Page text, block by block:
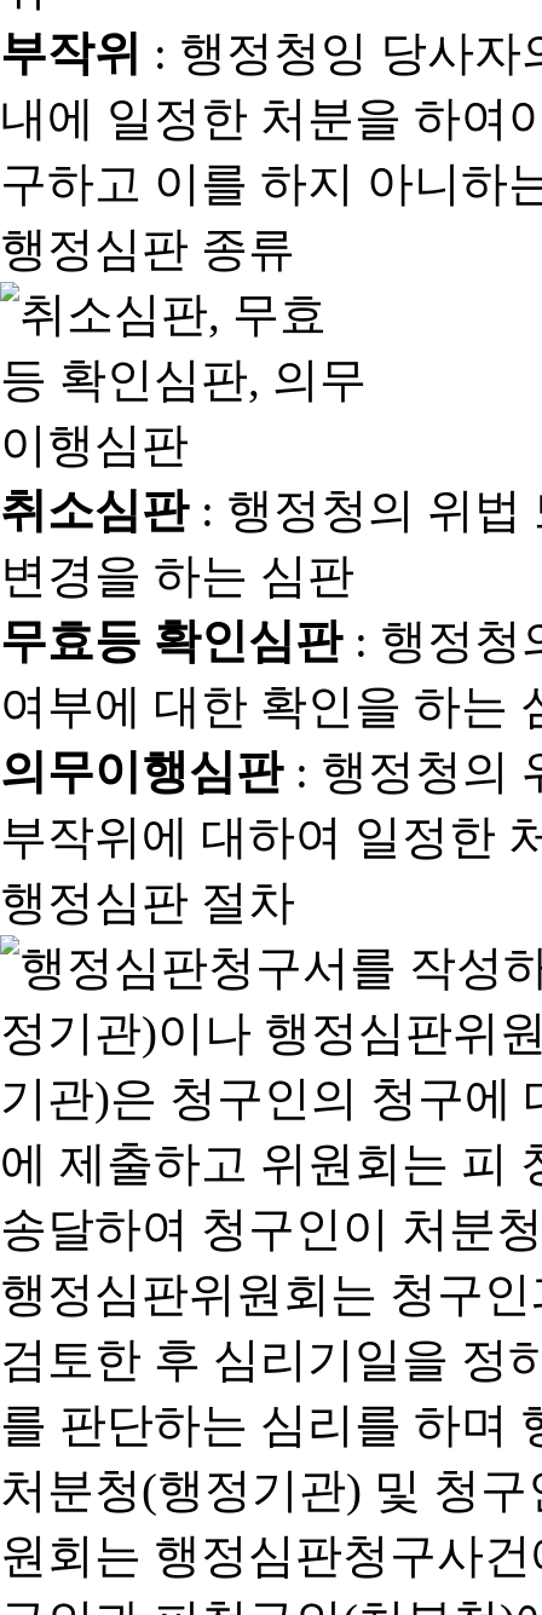
부작위 : 행정청잉 당사자
내에 일정한 처분을 하여
구하고 이를 하지 아니하
행정심판 종류
취소심판: 행정청의 위법
변경을 하는 심판
무효등 확인심판: 행정청
여부에 대한 확인을 하는
의무이행심판: 행정청의
부작위에 대하여 일정한
행정심판 절차